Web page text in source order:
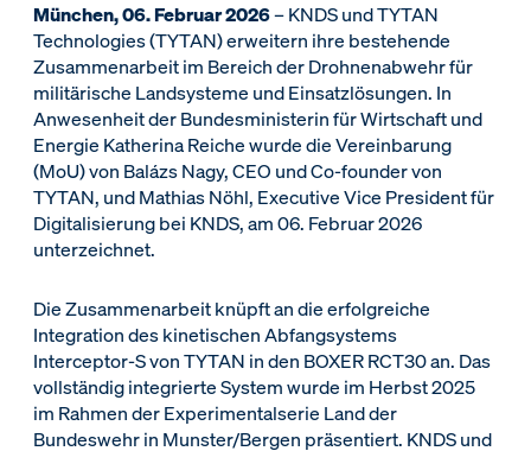
München, 06. Februar 2026– KNDS und TYTAN
Technologies (TYTAN) erweitern ihre bestehende
Zusammenarbeit im Bereich der Drohnenabwehr für
militärische Landsysteme und Einsatzlösungen. In
Anwesenheit der Bundesministerin für Wirtschaft und
Energie Katherina Reiche wurde die Vereinbarung
(MoU) von Balázs Nagy, CEO und Co-founder von
TYTAN, und Mathias Nöhl, Executive Vice President für
Digitalisierung bei KNDS, am 06. Februar 2026
unterzeichnet.
Die Zusammenarbeit knüpft an die erfolgreiche
Integration des kinetischen Abfangsystems
Interceptor-S von TYTAN in den BOXER RCT30 an. Das
vollständig integrierte System wurde im Herbst 2025
im Rahmen der Experimentalserie Land der
Bundeswehr in Munster/Bergen präsentiert. KNDS und